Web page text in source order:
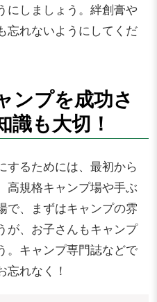
にしましょう。絆創膏や
忘れないようにしてくだ
ンプを成功さ
識も大切！
するためには、最初から
高規格キャンプ場や手ぶ
で、まずはキャンプの雰
が、お子さんもキャンプ
。キャンプ専門誌などで
忘れなく！